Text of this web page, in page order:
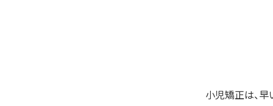
小児矯正は、